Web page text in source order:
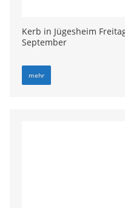
Kerb in Jügesheim
September
mehr